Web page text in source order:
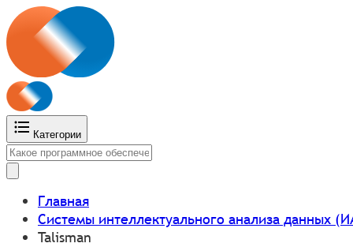
Категории
Главная
Системы интеллектуального анализа данных
Talisman